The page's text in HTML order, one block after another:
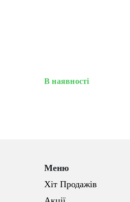
В наявності
Меню
Хіт Продажів